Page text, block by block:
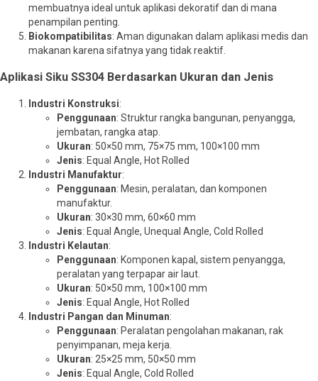
membuatnya ideal untuk aplikasi dekoratif dan di mana
penampilan penting.
Biokompatibilitas: Aman digunakan dalam aplikasi medis dan
makanan karena sifatnya yang tidak reaktif.
Aplikasi Siku SS304 Berdasarkan Ukuran dan Jenis
Industri Konstruksi:
Penggunaan: Struktur rangka bangunan, penyangga,
jembatan, rangka atap.
Ukuran: 50×50 mm, 75×75 mm, 100×100 mm
Jenis: Equal Angle, Hot Rolled
Industri Manufaktur:
Penggunaan: Mesin, peralatan, dan komponen
manufaktur.
Ukuran: 30×30 mm, 60×60 mm
Jenis: Equal Angle, Unequal Angle, Cold Rolled
Industri Kelautan:
Penggunaan: Komponen kapal, sistem penyangga,
peralatan yang terpapar air laut.
Ukuran: 50×50 mm, 100×100 mm
Jenis: Equal Angle, Hot Rolled
Industri Pangan dan Minuman:
Penggunaan: Peralatan pengolahan makanan, rak
penyimpanan, meja kerja.
Ukuran: 25×25 mm, 50×50 mm
Jenis: Equal Angle, Cold Rolled